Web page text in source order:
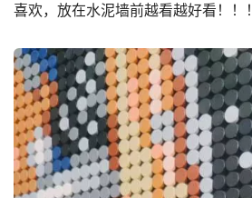
喜欢，放在水泥墙前越看越好看！！！